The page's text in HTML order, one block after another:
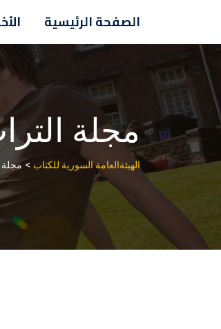
الصفحة الرئيسية
مجلة
الهيئةالعامة السورية للكتاب > مجلة